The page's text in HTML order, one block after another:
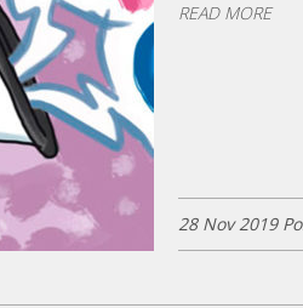
READ MORE
28 Nov 2019